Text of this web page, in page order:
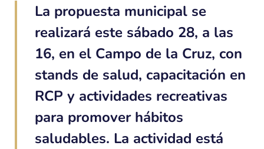
La propuesta municipal se
realizará este sábado 28, a las
16, en el Campo de la Cruz, con
stands de salud, capacitación en
RCP y actividades recreativas
para promover hábitos
saludables. La actividad está